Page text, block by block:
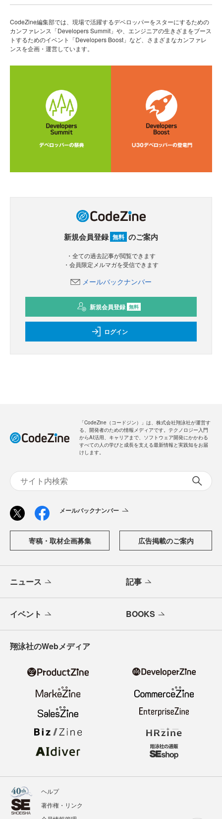
CodeZine編集部では、現場で活躍するデベロッパーをスターにするための
カンファレンス「Developers Summit」や、エンジニアの生きざまをブース
トするためのイベント「Developers Boost」など、さまざまなカンファレ
ンスを企画・運営しています。
新規会員登録 無料 のご案内
・全ての過去記事が閲覧できます
・会員限定メルマガを受信できます
メールバックナンバー
新規会員登録 無料
ログイン
「CodeZine（コードジン）」は、株式会社翔泳社が運営す
る、開発者のための情報メディアです。テクノロジー入門
からAI活用、キャリアまで、ソフトウェア開発にかかわる
すべての人の学びと成長を支える最新情報と実践知をお届
けします。
メールバックナンバー
寄稿・取材企画募集 広告掲載のご案内
ニュース 記事
イベント BOOKS
翔泳社のWebメディア
ヘルプ
著作権・リンク